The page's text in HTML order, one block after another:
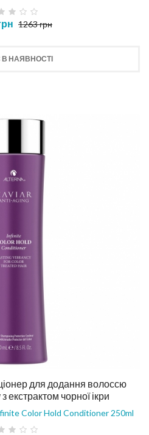
1263 грн
НАЯВНОСТІ
для додання волоссю
екстрактом чорної ікри
Color Hold Conditioner 250ml